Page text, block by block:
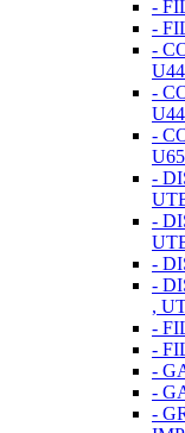
-
-
-
-
-
-
-
-
-
,
-
-
-
-
-